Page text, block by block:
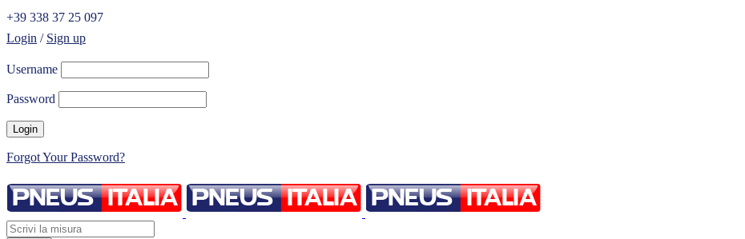
+39 338 37 25 097
Login / Sign up
Username
Password
Forgot Your Password?